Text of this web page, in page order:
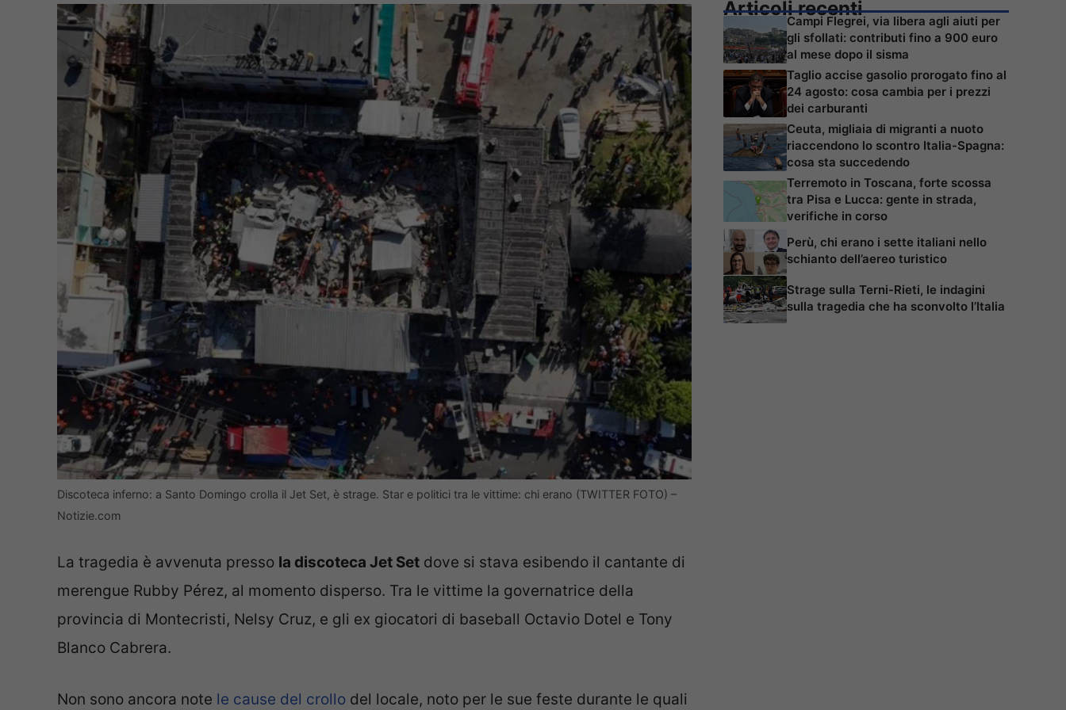
Discoteca inferno: a Santo Domingo crolla il Jet Set, è strage. Star e politici tra le vittime: chi erano (TWITTER FOTO) –
Notizie.com
La tragedia è avvenuta presso la discoteca Jet Set dove si stava esibendo il cantante di
merengue Rubby Pérez, al momento disperso. Tra le vittime la governatrice della
provincia di Montecristi, Nelsy Cruz, e gli ex giocatori di baseball Octavio Dotel e Tony
Blanco Cabrera.
Non sono ancora note le cause del crollo del locale, noto per le sue feste durante le quali
Articoli recenti
Campi Flegrei, via libera agli aiuti per
gli sfollati: contributi fino a 900 euro
al mese dopo il sisma
Taglio accise gasolio prorogato fino al
24 agosto: cosa cambia per i prezzi
dei carburanti
Ceuta, migliaia di migranti a nuoto
riaccendono lo scontro Italia-Spagna:
cosa sta succedendo
Terremoto in Toscana, forte scossa
tra Pisa e Lucca: gente in strada,
verifiche in corso
Perù, chi erano i sette italiani nello
schianto dell’aereo turistico
Strage sulla Terni-Rieti, le indagini
sulla tragedia che ha sconvolto l’Italia